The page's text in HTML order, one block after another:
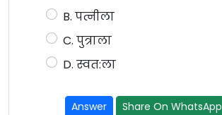
B. पत्नीला
C. पुत्राला
D. स्वत:ला
Answer Share On WhatsApp